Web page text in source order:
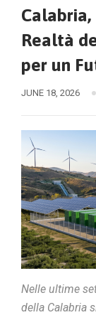
Realtà
per un
JUNE 18, 2026
Nelle ultime
della Calabria